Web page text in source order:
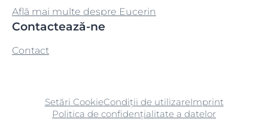
Află mai multe despre Eucerin
Contactează-ne
Contact
Setări CookieCondiții de utilizareImprint
Politica de confidențialitate a datelor